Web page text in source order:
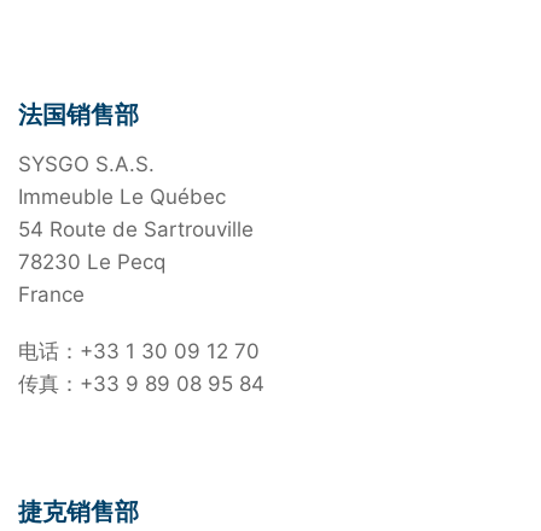
法国销售部
SYSGO S.A.S.
Immeuble Le Québec
54 Route de Sartrouville
78230 Le Pecq
France
电话：+33 1 30 09 12 70
传真：+33 9 89 08 95 84
捷克销售部